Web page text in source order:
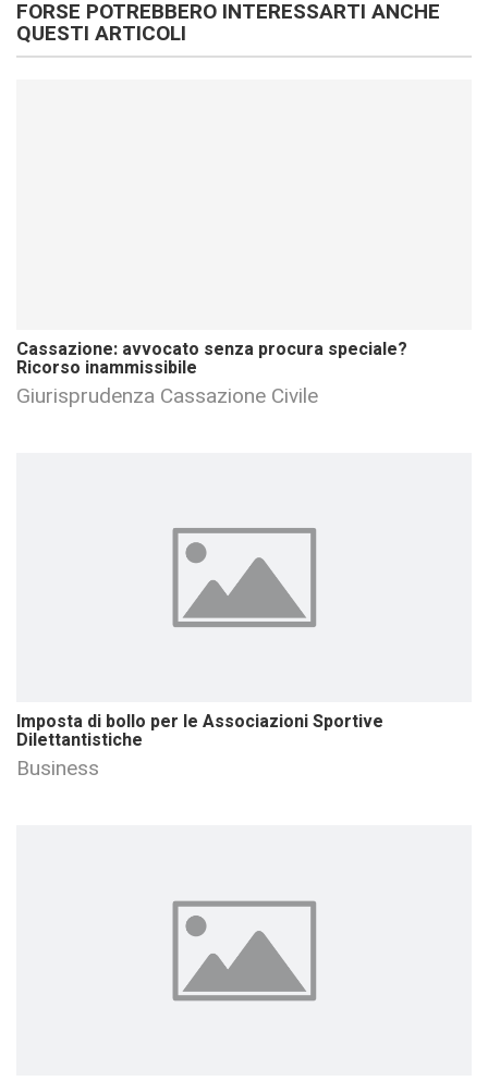
FORSE POTREBBERO INTERESSARTI ANCHE
QUESTI ARTICOLI
Cassazione: avvocato senza procura speciale?
Ricorso inammissibile
Giurisprudenza Cassazione Civile
Imposta di bollo per le Associazioni Sportive
Dilettantistiche
Business